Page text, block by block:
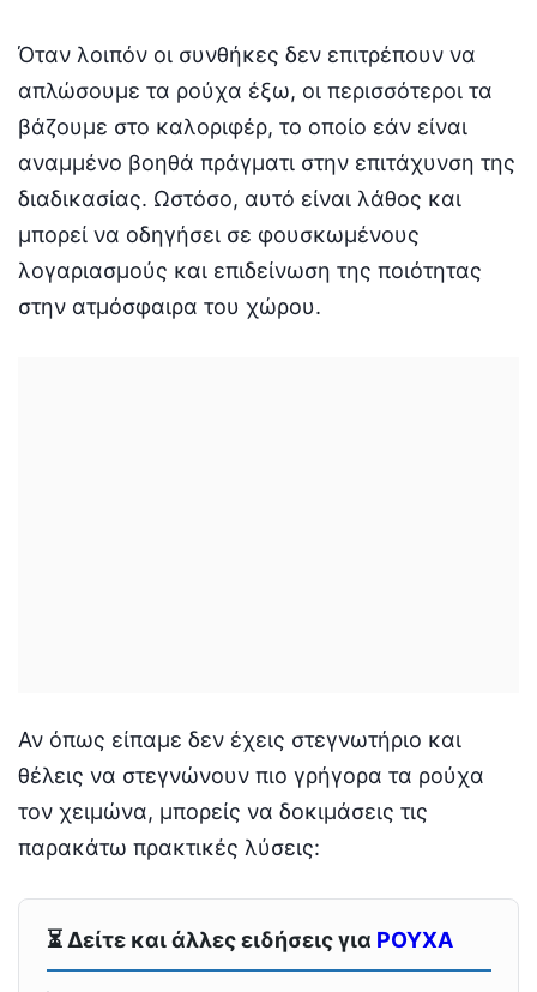
Όταν λοιπόν οι συνθήκες δεν επιτρέπουν να
απλώσουμε τα ρούχα έξω, οι περισσότεροι τα
βάζουμε στο καλοριφέρ, το οποίο εάν είναι
αναμμένο βοηθά πράγματι στην επιτάχυνση της
διαδικασίας. Ωστόσο, αυτό είναι λάθος και
μπορεί να οδηγήσει σε φουσκωμένους
λογαριασμούς και επιδείνωση της ποιότητας
στην ατμόσφαιρα του χώρου.
Αν όπως είπαμε δεν έχεις στεγνωτήριο και
θέλεις να στεγνώνουν πιο γρήγορα τα ρούχα
τον χειμώνα, μπορείς να δοκιμάσεις τις
παρακάτω πρακτικές λύσεις:
⏳ Δείτε και άλλες ειδήσεις για ΡΟΥΧΑ